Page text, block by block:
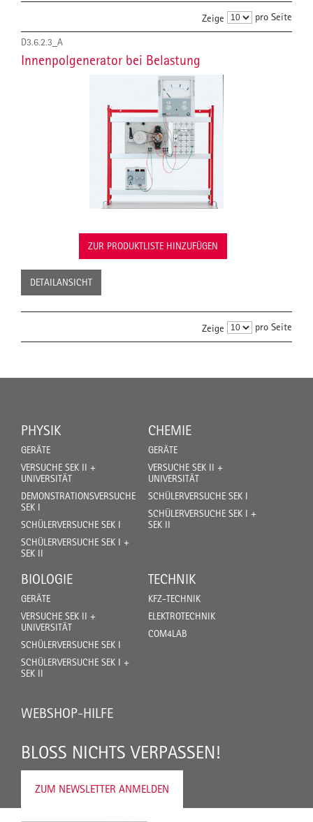
Zeige pro Seite
D3.6.2.3_A
Innenpolgenerator bei Belastung
ZUR PRODUKTLISTE HINZUFÜGEN
DETAILANSICHT
Zeige pro Seite
PHYSIK
GERÄTE
VERSUCHE SEK II +
UNIVERSITÄT
DEMONSTRATIONSVERSUCHE
SEK I
SCHÜLERVERSUCHE SEK I
SCHÜLERVERSUCHE SEK I +
SEK II
CHEMIE
GERÄTE
VERSUCHE SEK II +
UNIVERSITÄT
SCHÜLERVERSUCHE SEK I
SCHÜLERVERSUCHE SEK I +
SEK II
BIOLOGIE
GERÄTE
VERSUCHE SEK II +
UNIVERSITÄT
SCHÜLERVERSUCHE SEK I
SCHÜLERVERSUCHE SEK I +
SEK II
TECHNIK
KFZ-TECHNIK
ELEKTROTECHNIK
COM4LAB
WEBSHOP-HILFE
BLOSS NICHTS VERPASSEN!
ZUM NEWSLETTER ANMELDEN